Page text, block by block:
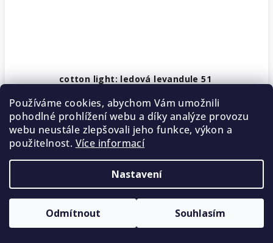
Používáme cookies, abychom Vám umožnili
pohodlné prohlížení webu a díky analýze provozu
webu neustále zlepšovali jeho funkce, výkon a
použitelnost. Více informací
Nastavení
Odmítnout Souhlasím
cotton light: ledová levandule 51
Objednáno
36 Kč/ ks
5 % SLEVA na první nákup